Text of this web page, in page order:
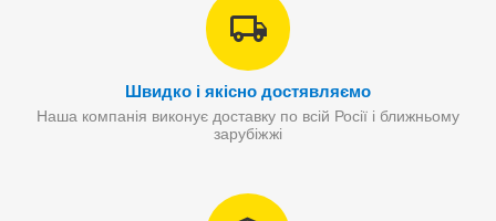
Швидко і якісно достявляємо
Наша компанія виконує доставку по всій Росії і ближньому
зарубіжжі